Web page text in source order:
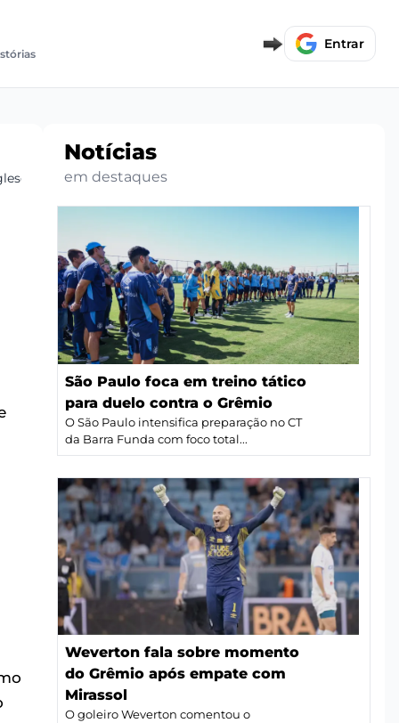
Entrar
Notícias
em destaques
São Paulo foca em treino tático
para duelo contra o Grêmio
O São Paulo intensifica preparação no CT
da Barra Funda com foco total...
Weverton fala sobre momento
do Grêmio após empate com
Mirassol
O goleiro Weverton comentou o